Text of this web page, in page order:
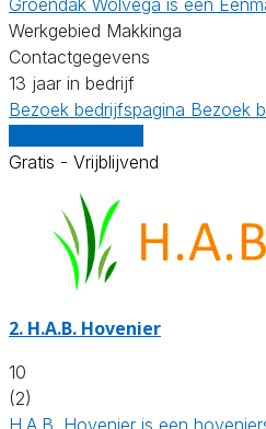
Werkgebied Makkinga
Contactgegevens
13 jaar in bedrijf
Bezoek bedrijfspagina Bezoek
Gratis - Vrijblijvend
2. H.A.B. Hovenier
10
(2)
H.A.B. Hovenier is een